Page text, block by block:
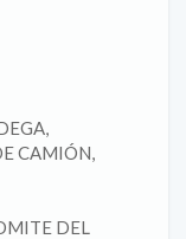
CAMIÓN,
DEL